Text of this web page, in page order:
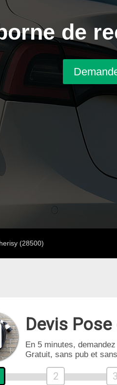
de
(28500)
Devis
En 5 minutes, demandez
Gratuit, sans pub et
2 3